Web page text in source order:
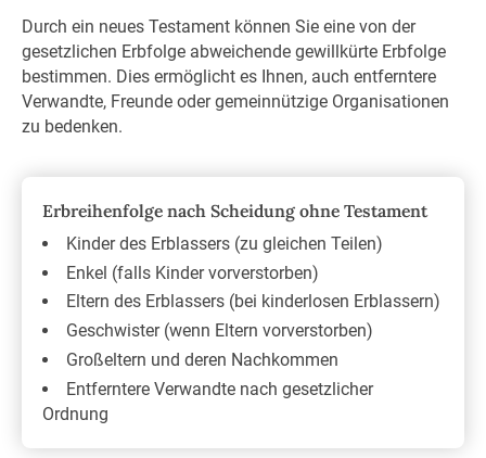
Durch ein neues Testament können Sie eine von der
gesetzlichen Erbfolge abweichende gewillkürte Erbfolge
bestimmen. Dies ermöglicht es Ihnen, auch entferntere
Verwandte, Freunde oder gemeinnützige Organisationen
zu bedenken.
Erbreihenfolge nach Scheidung ohne Testament
Kinder des Erblassers (zu gleichen Teilen)
Enkel (falls Kinder vorverstorben)
Eltern des Erblassers (bei kinderlosen Erblassern)
Geschwister (wenn Eltern vorverstorben)
Großeltern und deren Nachkommen
Entferntere Verwandte nach gesetzlicher
Ordnung